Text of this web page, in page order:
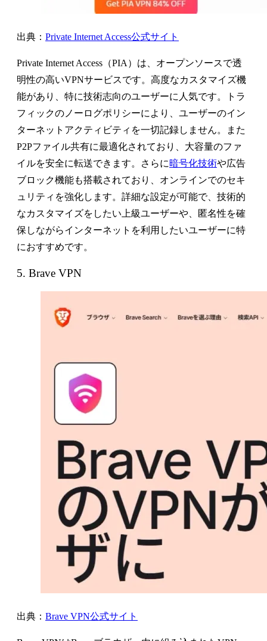
出典： Private Internet Access公式サイト
Private Internet Access（PIA）は、オープンソースで透
明性の高いVPNサービスです。高度なカスタマイズ機
能があり、特に技術志向のユーザーに人気です。トラ
フィックのノーログポリシーにより、ユーザーのイン
ターネットアクティビティを一切記録しません。また
P2Pファイル共有に最適化されており、大容量のファ
イルを安全に転送できます。さらに暗号化技術や広告
ブロック機能も搭載されており、オンラインでのセキ
ュリティを強化します。詳細な設定が可能で、技術的
なカスタマイズをしたい上級ユーザーや、匿名性を確
保しながらインターネットを利用したいユーザーに特
におすすめです。
5. Brave VPN
出典： Brave VPN公式サイト